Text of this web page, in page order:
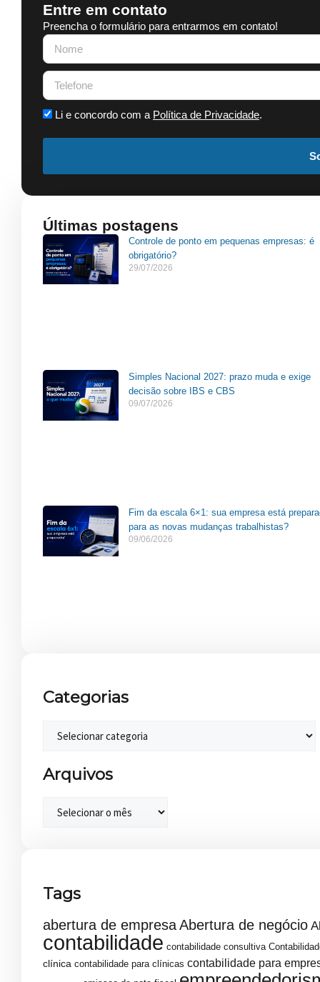
Entre em contato
Preencha o formulário para entrarmos em contato!
Li e concordo com a Política de Privacidade.
Últimas postagens
Controle de ponto em pequenas empresas: é
obrigatório?
29/07/2026
Simples Nacional 2027: prazo muda e exige
decisão sobre IBS e CBS
09/07/2026
Fim da escala 6×1: sua empresa está
para as novas mudanças trabalhistas?
09/06/2026
Categorias
Arquivos
Tags
abertura de empresaAbertura de negócio
contabilidade contabilidade consultiva
clínica contabilidade para clínicas contabilidade para